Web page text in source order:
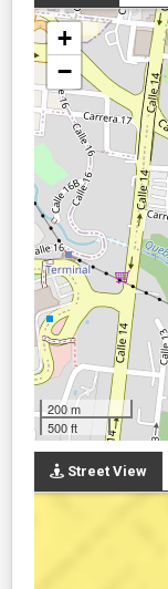
+
−
200 m
500 ft
Street View